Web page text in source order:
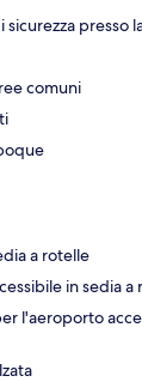
sicurezza presso
comuni
a rotelle
in sedia a
l'aeroporto